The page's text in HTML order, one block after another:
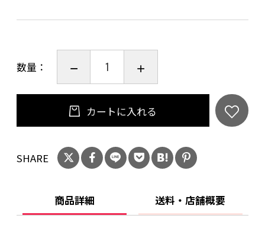
数量：
カートに入れる
SHARE
商品詳細 送料・店舗概要